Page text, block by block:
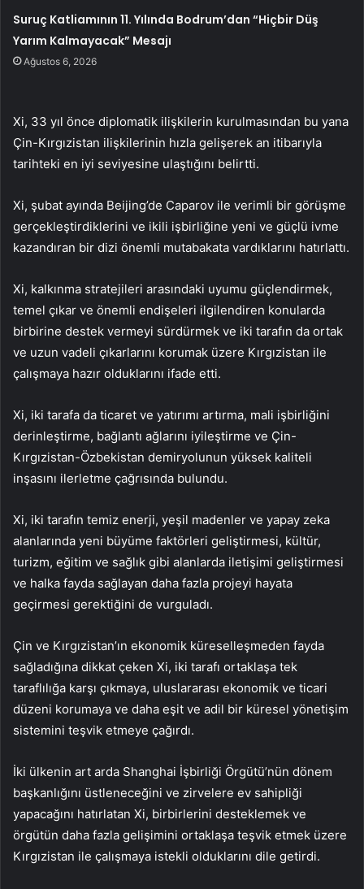
Suruç Katliamının 11. Yılında Bodrum’dan “Hiçbir Düş
Yarım Kalmayacak” Mesajı
Ağustos 6, 2026
Xi, 33 yıl önce diplomatik ilişkilerin kurulmasından bu yana
Çin-Kırgızistan ilişkilerinin hızla gelişerek an itibarıyla
tarihteki en iyi seviyesine ulaştığını belirtti.
Xi, şubat ayında Beijing’de Caparov ile verimli bir görüşme
gerçekleştirdiklerini ve ikili işbirliğine yeni ve güçlü ivme
kazandıran bir dizi önemli mutabakata vardıklarını hatırlattı.
Xi, kalkınma stratejileri arasındaki uyumu güçlendirmek,
temel çıkar ve önemli endişeleri ilgilendiren konularda
birbirine destek vermeyi sürdürmek ve iki tarafın da ortak
ve uzun vadeli çıkarlarını korumak üzere Kırgızistan ile
çalışmaya hazır olduklarını ifade etti.
Xi, iki tarafa da ticaret ve yatırımı artırma, mali işbirliğini
derinleştirme, bağlantı ağlarını iyileştirme ve Çin-
Kırgızistan-Özbekistan demiryolunun yüksek kaliteli
inşasını ilerletme çağrısında bulundu.
Xi, iki tarafın temiz enerji, yeşil madenler ve yapay zeka
alanlarında yeni büyüme faktörleri geliştirmesi, kültür,
turizm, eğitim ve sağlık gibi alanlarda iletişimi geliştirmesi
ve halka fayda sağlayan daha fazla projeyi hayata
geçirmesi gerektiğini de vurguladı.
Çin ve Kırgızistan’ın ekonomik küreselleşmeden fayda
sağladığına dikkat çeken Xi, iki tarafı ortaklaşa tek
taraflılığa karşı çıkmaya, uluslararası ekonomik ve ticari
düzeni korumaya ve daha eşit ve adil bir küresel yönetişim
sistemini teşvik etmeye çağırdı.
İki ülkenin art arda Shanghai İşbirliği Örgütü’nün dönem
başkanlığını üstleneceğini ve zirvelere ev sahipliği
yapacağını hatırlatan Xi, birbirlerini desteklemek ve
örgütün daha fazla gelişimini ortaklaşa teşvik etmek üzere
Kırgızistan ile çalışmaya istekli olduklarını dile getirdi.